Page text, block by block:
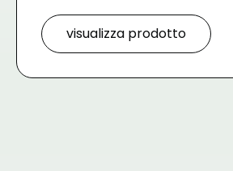
visualizza prodotto